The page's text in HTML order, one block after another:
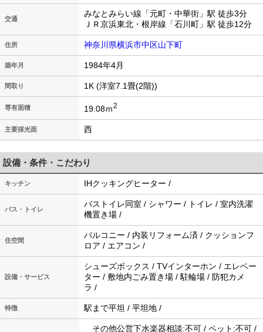
交通
みなとみらい線「元町・中華街」駅 徒歩3分
ＪＲ京浜東北・根岸線「石川町」駅 徒歩12分
住所 神奈川県横浜市中区山下町
築年月 1984年4月
間取り 1K (洋室7.1畳(2階))
専有面積 19.08ｍ2
主要採光面 西
設備・条件・こだわり
キッチン IHクッキングヒーター /
バス・トイレ
バストイレ同室 / シャワー / トイレ / 室内洗濯
機置き場 /
住空間
バルコニー / 内装リフォーム済 / クッションフ
ロア / エアコン /
設備・サービス
シューズボックス / TVインターホン / エレベー
ター / 敷地内ごみ置き場 / 駐輪場 / 防犯カメ
ラ /
特徴 駅まで平坦 / 平坦地 /
その他公営下水楽器相談:不可 / ペット:不可 /